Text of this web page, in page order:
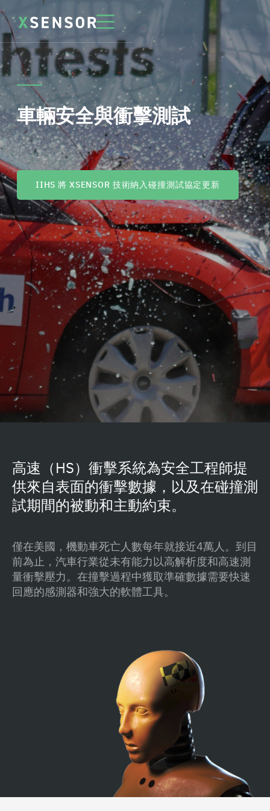
車輛安全與衝擊測試
IIHS 將 XSENSOR 技術納入碰撞測試協定更新
高速（HS）衝擊系統為安全工程師提
供來自表面的衝擊數據，以及在碰撞測
試期間的被動和主動約束。
僅在美國，機動車死亡人數每年就接近4萬人。到目
前為止，汽車行業從未有能力以高解析度和高速測
量衝擊壓力。在撞擊過程中獲取準確數據需要快速
回應的感測器和強大的軟體工具。